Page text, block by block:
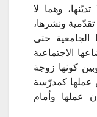
وهما لا
ونشرها،
الجامعية حتى
الاجتماعية
كونها زوجة
عملها كمدرّسة
عملها وأمام